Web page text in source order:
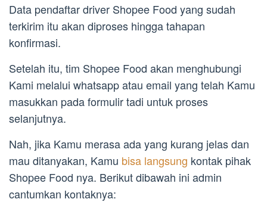
Data pendaftar driver Shopee Food yang sudah
terkirim itu akan diproses hingga tahapan
konfirmasi.
Setelah itu, tim Shopee Food akan menghubungi
Kami melalui whatsapp atau email yang telah Kamu
masukkan pada formulir tadi untuk proses
selanjutnya.
Nah, jika Kamu merasa ada yang kurang jelas dan
mau ditanyakan, Kamu bisa langsung kontak pihak
Shopee Food nya. Berikut dibawah ini admin
cantumkan kontaknya: